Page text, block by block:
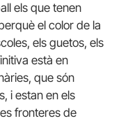
els que tenen
el color de la
els guetos, els
està en
que són
i estan en els
fronteres de